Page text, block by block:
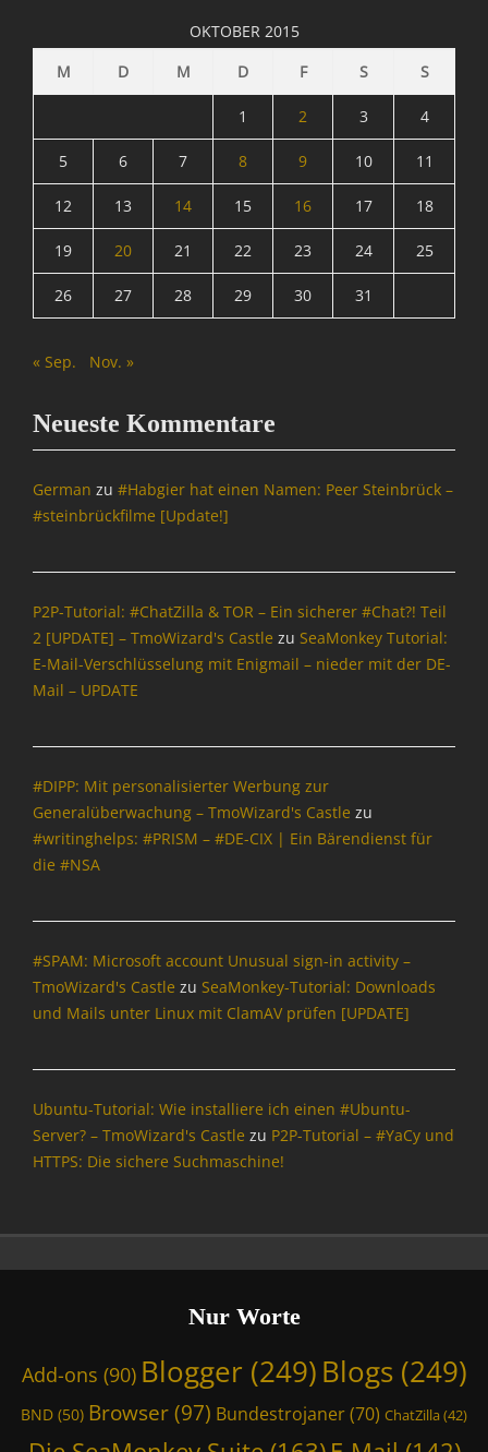
B
o
s
I
f
m
a
o
,
n
t
e
r
m
o
W
r
d
o
i
z
a
'
l
,
W
OKTOBER 2015
M
D M D F S S
1 2 3 4
5 6 7 8 9 10 11
12 13 14 15 16 17 18
19 20 21 22 23 24 25
26 27 28 29 30 31
« Sep. Nov. »
Neueste Kommentare
German zu #Habgier hat einen Namen: Peer Steinbrück –
#steinbrückfilme [Update!]
P2P-Tutorial: #ChatZilla & TOR – Ein sicherer #Chat?! Teil
2 [UPDATE] – TmoWizard's Castle zu SeaMonkey Tutorial:
E-Mail-Verschlüsselung mit Enigmail – nieder mit der DE-
Mail – UPDATE
#DIPP: Mit personalisierter Werbung zur
Generalüberwachung – TmoWizard's Castle zu
#writinghelps: #PRISM – #DE-CIX | Ein Bärendienst für
die #NSA
#SPAM: Microsoft account Unusual sign-in activity –
TmoWizard's Castle zu SeaMonkey-Tutorial: Downloads
und Mails unter Linux mit ClamAV prüfen [UPDATE]
Ubuntu-Tutorial: Wie installiere ich einen #Ubuntu-
Server? – TmoWizard's Castle zu P2P-Tutorial – #YaCy und
HTTPS: Die sichere Suchmaschine!
Nur Worte
Add-ons (90) Blogger (249) Blogs(249)
BND (50) Browser (97) Bundestrojaner(70) ChatZilla(42)